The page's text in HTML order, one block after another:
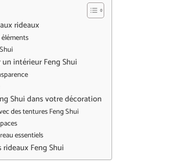
rideaux
intérieur Feng Shui
Shui dans votre décoration
des tentures Feng Shui
essentiels
Feng Shui